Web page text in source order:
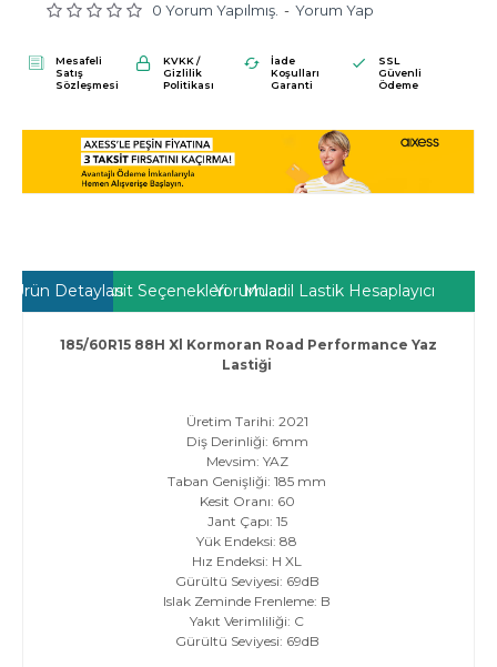
0 Yorum Yapılmış. - Yorum Yap
Mesafeli
Satış
Sözleşmesi
KVKK /
Gizlilik
Politikası
İade
Koşulları
Garanti
SSL
Güvenli
Ödeme
Ürün DetaylarıTaksit SeçenekleriYorumlar
Muadil Lastik Hesaplayıcı
185/60R15 88H Xl Kormoran Road Performance Yaz
Lastiği
Üretim Tarihi: 2021
Diş Derinliği: 6mm
Mevsim: YAZ
Taban Genişliği: 185 mm
Kesit Oranı: 60
Jant Çapı: 15
Yük Endeksi: 88
Hız Endeksi: H XL
Gürültü Seviyesi: 69dB
Islak Zeminde Frenleme: B
Yakıt Verimliliği: C
Gürültü Seviyesi: 69dB